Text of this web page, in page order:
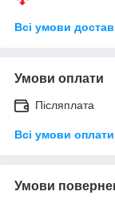
Всі умови
Умови оплати
Післяплата
Всі умови оплати
Умови